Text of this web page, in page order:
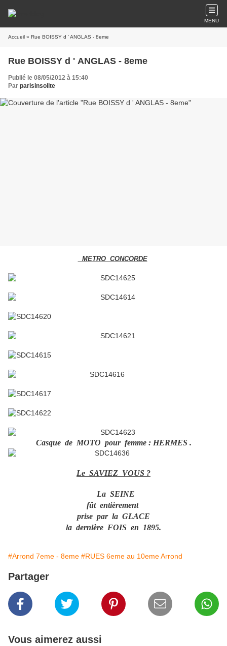
MENU
Accueil » Rue BOISSY d ' ANGLAS - 8eme
Rue BOISSY d ' ANGLAS - 8eme
Publié le 08/05/2012 à 15:40
Par parisinsolite
METRO CONCORDE
Casque de MOTO pour femme : HERMES .
Le SAVIEZ VOUS ?
La SEINE
fût entièrement
prise par la GLACE
la dernière FOIS en 1895.
#Arrond 7eme - 8eme #RUES 6eme au 10eme Arrond
Partager
Vous aimerez aussi